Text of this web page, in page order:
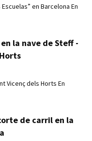
en Barcelona En
la nave de Steff -
Vicenç dels Horts En
de carril en la